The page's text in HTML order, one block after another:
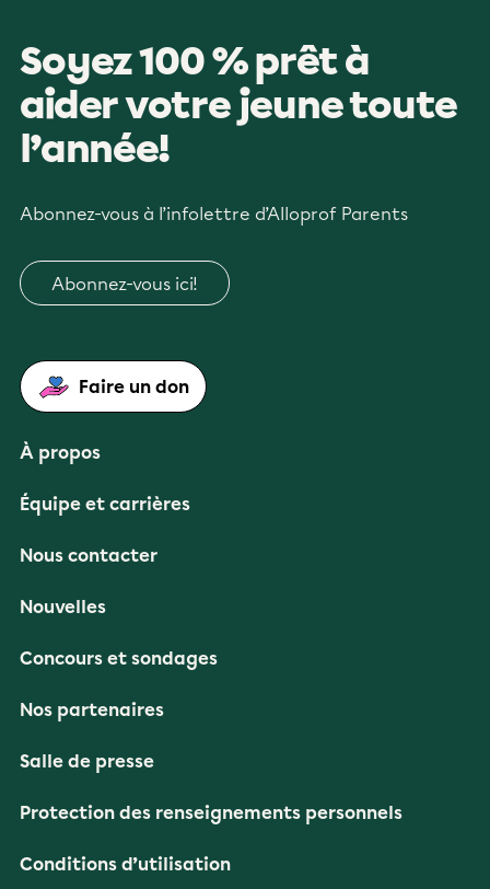
Soyez 100 % prêt à
aider votre jeune toute
l’année!
Abonnez-vous à l’infolettre d’Alloprof Parents
Abonnez-vous ici!
Faire un don
À propos
Équipe et carrières
Nous contacter
Nouvelles
Concours et sondages
Nos partenaires
Salle de presse
Protection des renseignements personnels
Conditions d’utilisation